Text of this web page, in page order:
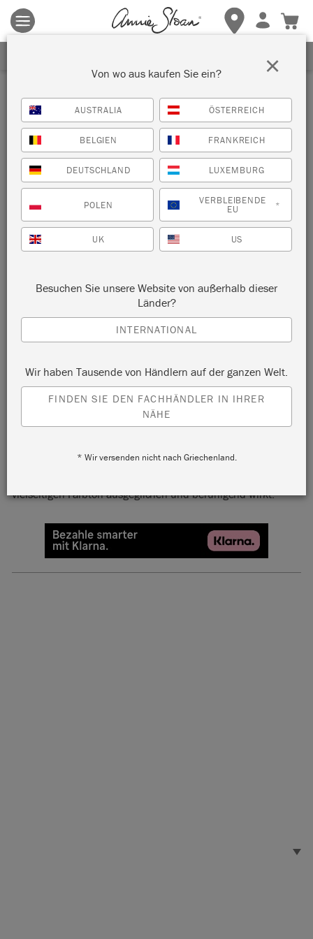
Es gelten die allgemeinen Geschäftsbedingungen.
hierfür weitere Informationen.
PAPRIKA RED
Verwenden Sie diese, um Ihr Zuhause mit einer Leidenschaft
vielseitigen Farbton ausgeglichen und beruhigend wirkt.
Von wo aus kaufen Sie ein?
AUSTRALIA ÖSTERREICH
BELGIEN FRANKREICH
DEUTSCHLAND LUXEMBURG
POLEN VERBLEIBENDE
EU *
UK US
Besuchen Sie unsere Website von außerhalb dieser
Länder?
INTERNATIONAL
Wir haben Tausende von Händlern auf der ganzen Welt.
FINDEN SIE DEN FACHHÄNDLER IN IHRER
NÄHE
* Wir versenden nicht nach Griechenland.
×